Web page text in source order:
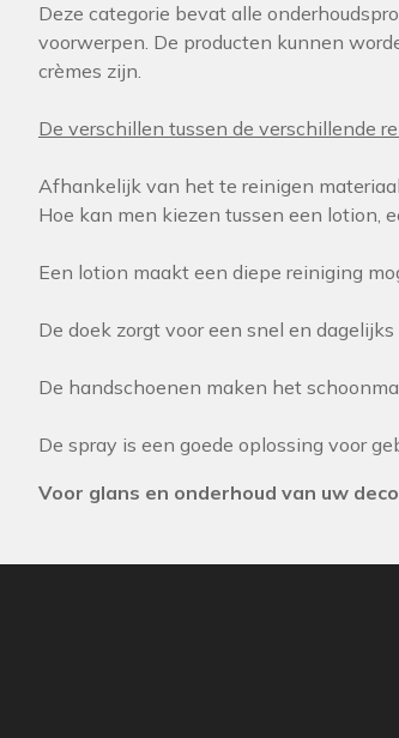
Deze categorie bevat alle
voorwerpen. De producten kunnen
crèmes zijn.
De verschillen tussen de verschillende
Afhankelijk van het te reinigen
Hoe kan men kiezen tussen een lotion,
Een lotion maakt een diepe reiniging
De doek zorgt voor een snel en
De handschoenen maken het
De spray is een goede oplossing voor
Voor glans en onderhoud van uw